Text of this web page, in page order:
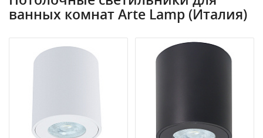
ванных комнат Arte Lamp (Италия)